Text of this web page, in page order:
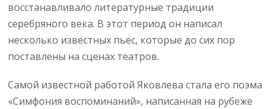
восстанавливало литературные традиции
серебряного века. В этот период он написал
несколько известных пьес, которые до сих пор
поставлены на сценах театров.
Самой известной работой Яковлева стала его поэма
«Симфония воспоминаний», написанная на рубеже